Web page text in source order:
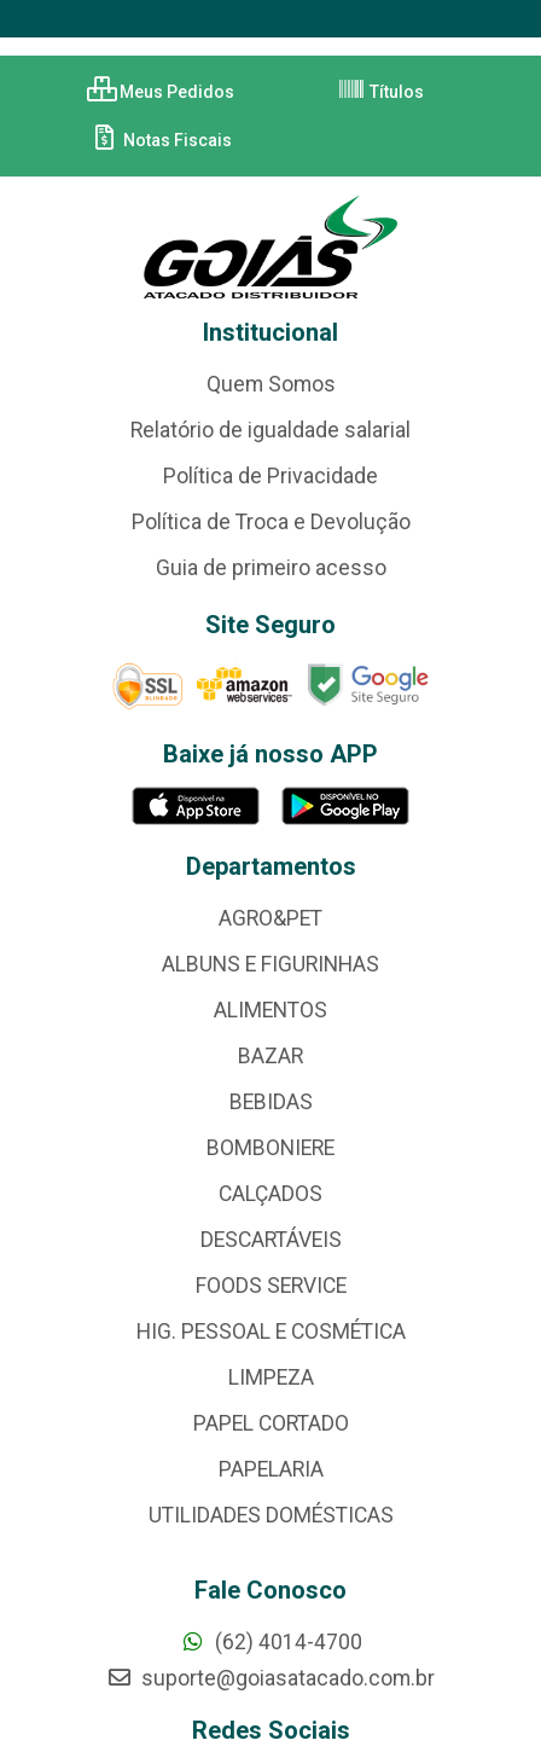
Meus Pedidos Títulos
Notas Fiscais
Institucional
Quem Somos
Relatório de igualdade salarial
Política de Privacidade
Política de Troca e Devolução
Guia de primeiro acesso
Site Seguro
Baixe já nosso APP
Departamentos
AGRO&PET
ALBUNS E FIGURINHAS
ALIMENTOS
BAZAR
BEBIDAS
BOMBONIERE
CALÇADOS
DESCARTÁVEIS
FOODS SERVICE
HIG. PESSOAL E COSMÉTICA
LIMPEZA
PAPEL CORTADO
PAPELARIA
UTILIDADES DOMÉSTICAS
Fale Conosco
(62) 4014-4700
suporte@goiasatacado.com.br
Redes Sociais